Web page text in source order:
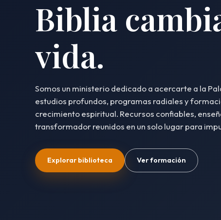
Biblia
vida.
Somos un ministerio dedicado a acercarte a la
estudios profundos, programas radiales y
crecimiento espiritual. Recursos confiables,
transformador reunidos en un solo lugar para
Explorar biblioteca Ver formación